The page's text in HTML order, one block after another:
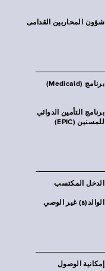
شؤون المحاربين القدامى
برنامج (Medicaid)
برنامج التأمين الدوائي
للمسنين (EPIC)
الدخل المكتسب
الوالد(ة) غير الوصي
إمكانية الوصول